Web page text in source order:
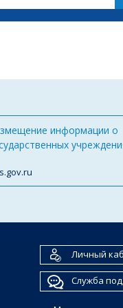
информации о
Личный
Служба